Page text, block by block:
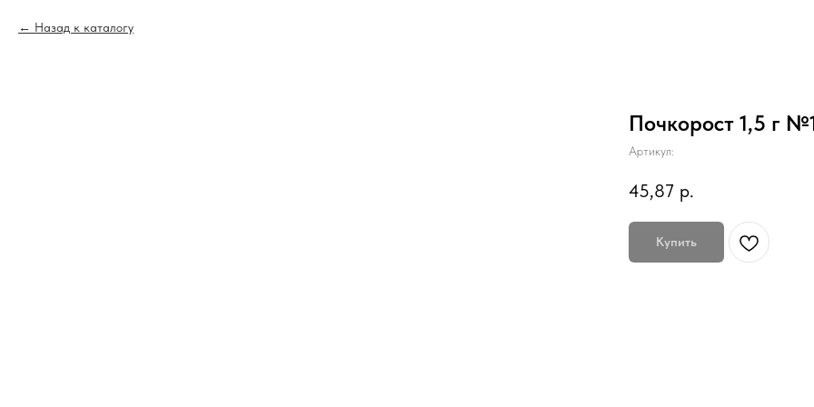
Назад к каталогу
Почкорост 1,5 г
Артикул:
45,87 р.
Купить